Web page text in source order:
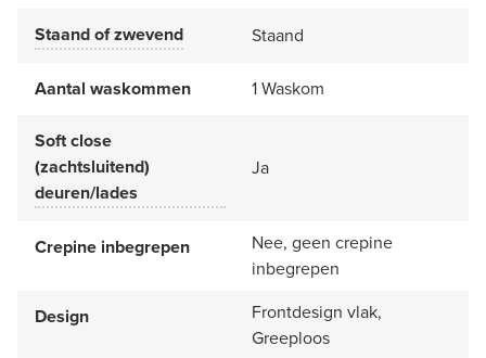
Staand of zwevend Staand
Aantal waskommen 1 Waskom
Soft close
(zachtsluitend)
deuren/lades
Ja
Crepine inbegrepen
Nee, geen crepine
inbegrepen
Design
Frontdesign vlak,
Greeploos